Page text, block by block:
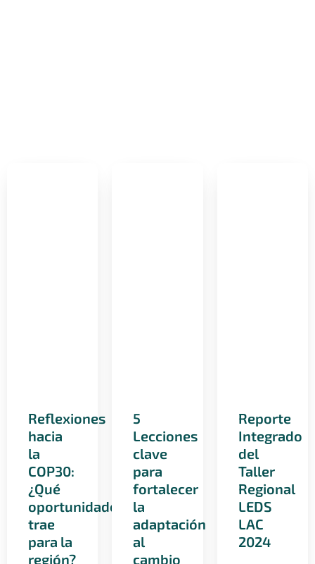
Reflexiones
hacia
la
COP30:
¿Qué
oportunidades
trae
para la
región?
5
Lecciones
clave
para
fortalecer
la
adaptación
al
cambio
Reporte
Integrado
del
Taller
Regional
LEDS
LAC
2024